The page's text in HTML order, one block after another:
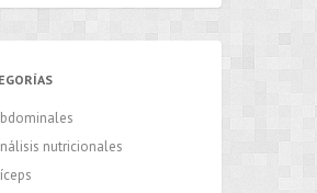
nutricionales